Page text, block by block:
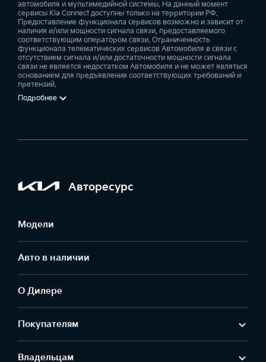
автомобиля и мультимедийной системы. На данный момент
сервисы Kia Connect доступны только на территории РФ.
Предоставление функционала сервисов возможно и зависит от
наличия и/или мощности сигнала связи, предоставляемого
соответствующим оператором связи. Ограниченность
функционала телематических сервисов Автомобиля в связи с
отсутствием сигнала и/или достаточности мощности сигнала
связи не является недостатком Автомобиля и не может являться
основанием для предъявления соответствующих требований и
претензий.
Подробнее
Авторесурс
Модели
Авто в наличии
О Дилере
Покупателям
Владельцам